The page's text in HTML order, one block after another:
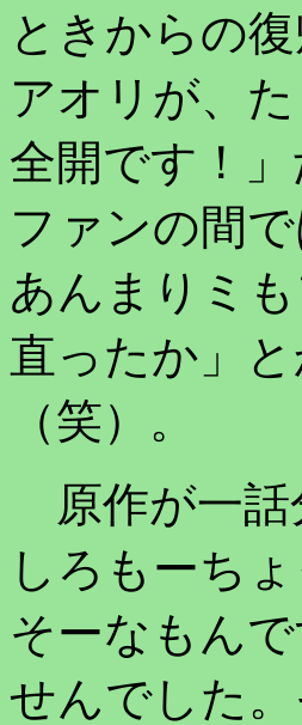
ときからの
アオリが、
全開です！
ファンの間
あんまりミ
直ったか」
（笑）。
原作が一話
しろもーち
そーなもん
せんでした